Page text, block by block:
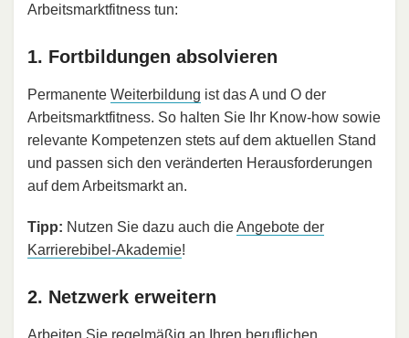
Arbeitsmarktfitness tun:
1. Fortbildungen absolvieren
Permanente Weiterbildung ist das A und O der
Arbeitsmarktfitness. So halten Sie Ihr Know-how sowie
relevante Kompetenzen stets auf dem aktuellen Stand
und passen sich den veränderten Herausforderungen
auf dem Arbeitsmarkt an.
Tipp: Nutzen Sie dazu auch dieAngebote der
Karrierebibel-Akademie!
2. Netzwerk erweitern
Arbeiten Sie regelmäßig an Ihren beruflichen